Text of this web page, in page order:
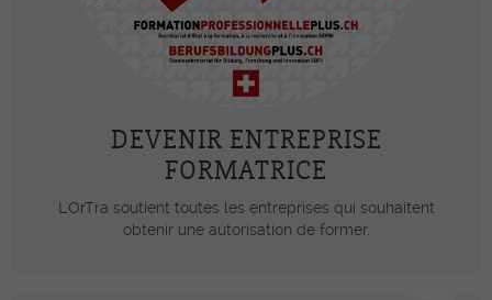
DEVENIR ENTREPRISE
FORMATRICE
L'OrTra soutient toutes les entreprises qui souhaitent
obtenir une autorisation de former.